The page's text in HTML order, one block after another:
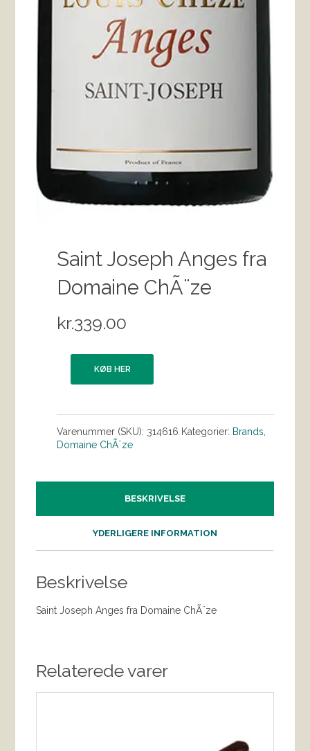
Saint Joseph Anges fra
Domaine ChÃ¨ze
kr.339.00
KØB HER
Varenummer (SKU): 314616 Kategorier: Brands
Domaine ChÃ¨ze
BESKRIVELSE
YDERLIGERE INFORMATION
Beskrivelse
Saint Joseph Anges fra Domaine ChÃ¨ze
Relaterede varer